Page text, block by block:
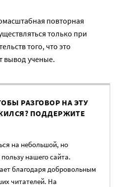
повторная
только при
того, что это
вывод ученые.
РАЗГОВОР НА ЭТУ
ПОДДЕРЖИТЕ
на небольшой, но
нашего сайта.
благодаря добровольным
читателей. На